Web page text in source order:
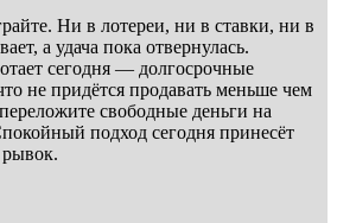
Ни в лотереи, ни в ставки, ни в
а удача пока отвернулась.
сегодня — долгосрочные
не придётся продавать меньше чем
свободные деньги на
подход сегодня принесёт